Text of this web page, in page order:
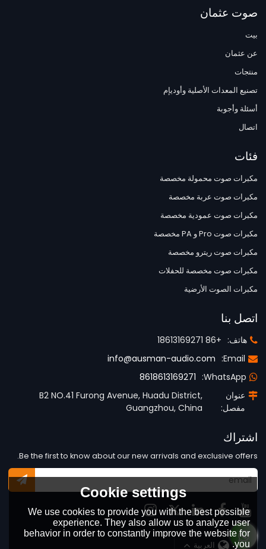
صوت عثمان
بيت
عن عثمان
منتجات
تصنيع المعدات الأصلية وأوديإم
أسئلة وأجوبة
اتصال
فئات
مكبرات صوت محمولة مخصصة
مكبرات صوت عربة مخصصة
مكبرات صوت عمودية مخصصة
مكبرات صوت Pro و PA مخصصة
مكبرات صوت ريترو مخصصة
مكبرات صوت مخصصة للحفلات
مكبرات الصوت الأرضية
اتصل بنا
هاتف: +86 18613169271
Email:
info@ausman-audio.com
WhatsApp:
8618613169271
عنوان
مفصل:
B2 NO.41 Furong Avenue, Huadu District,
Guangzhou, China
اشتراك
Be the first to know about our new arrivals and exclusive offers.
لغة: العربية
Cookie settings
We use cookies to provide you with the best possible
experience. They also allow us to analyze user
behavior in order to constantly improve the website for
you.